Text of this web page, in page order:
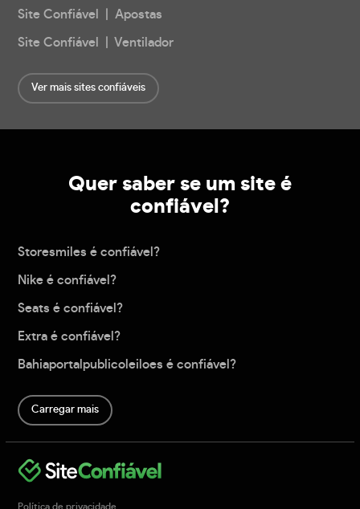
Site Confiável | Apostas
Site Confiável | Ventilador
Ver mais sites confiáveis
Quer saber se um site é
confiável?
Storesmiles é confiável?
Nike é confiável?
Seats é confiável?
Extra é confiável?
Bahiaportalpublicoleiloes é confiável?
Carregar mais
Política de privacidade